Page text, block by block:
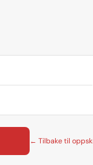
← Tilbake til